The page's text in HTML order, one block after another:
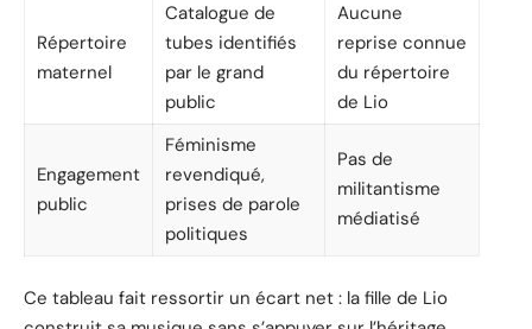
Répertoire
maternel
Catalogue de
tubes identifiés
par le grand
public
Aucune
reprise connue
du répertoire
de Lio
Engagement
public
Féminisme
revendiqué,
prises de parole
politiques
Pas de
militantisme
médiatisé
Ce tableau fait ressortir un écart net : la fille de Lio